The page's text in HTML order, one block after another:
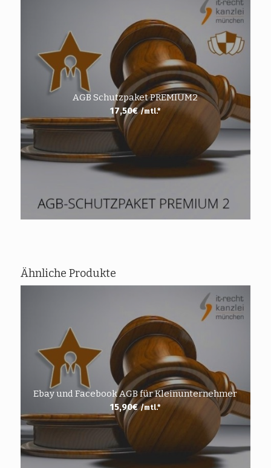
AGB Schutzpaket PREMIUM2
17,50€ /mtl.*
Ähnliche Produkte
Ebay und Facebook AGB für Kleinunternehmer
15,90€ /mtl.*